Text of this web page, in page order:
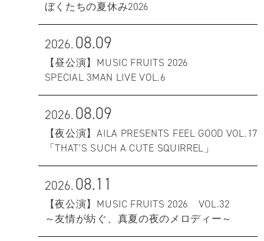
ぼくたちの夏休み2026
2026.08.09
【昼公演】MUSIC FRUITS 2026
SPECIAL 3MAN LIVE VOL.6
2026.08.09
【夜公演】AILA PRESENTS FEEL GOOD VOL.17
「THAT'S SUCH A CUTE SQUIRREL」
2026.08.11
【夜公演】MUSIC FRUITS 2026 VOL.32
～友情が紡ぐ、真夏の夜のメロディー～